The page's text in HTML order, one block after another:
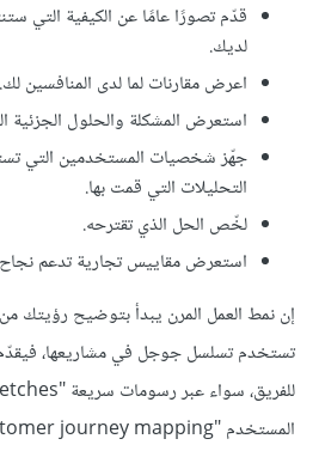
قدّم تصورًا عامًا عن الكيفية التي
لديك.
اعرض مقارنات لما لدى المنافسين لك.
استعرض المشكلة والحلول الجزئية
جهّز شخصيات المستخدمين التي
التحليلات التي قمت بها.
لخّص الحل الذي تقترحه.
استعرض مقاييس تجارية تدعم نجاح
إن نمط العمل المرن يبدأ بتوضيح رؤيتك من
تستخدم تسلسل جوجل في مشاريعها، فيقدّم